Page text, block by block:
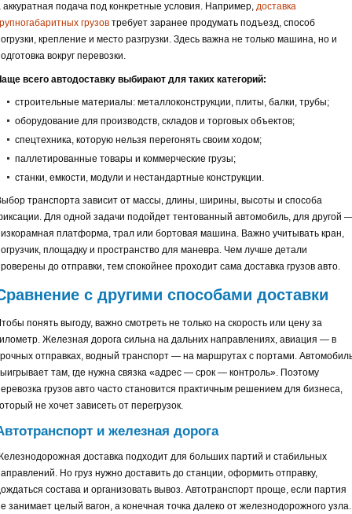
аккуратная подача под конкретные условия. Например, доставка
грузов требует заранее продумать подъезд, способ
крепление и место разгрузки. Здесь важна не только машина, но и
вокруг перевозки.
всего автодоставку выбирают для таких категорий:
строительные материалы: металлоконструкции, плиты, балки, трубы;
оборудование для производств, складов и торговых объектов;
спецтехника, которую нельзя перегонять своим ходом;
паллетированные товары и коммерческие грузы;
станки, емкости, модули и нестандартные конструкции.
транспорта зависит от массы, длины, ширины, высоты и способа
Для одной задачи подойдет тентованный автомобиль, для другой
платформа, трал или бортовая машина. Важно учитывать кран,
площадку и пространство для маневра. Чем лучше детали
до отправки, тем спокойнее проходит сама доставка грузов авто.
с другими способами доставки
понять выгоду, важно смотреть не только на скорость или цену за
Железная дорога сильна на дальних направлениях, авиация — в
отправках, водный транспорт — на маршрутах с портами.
там, где нужна связка «адрес — срок — контроль». Поэтому
грузов авто часто становится практичным решением для бизнеса,
не хочет зависеть от перегрузок.
и железная дорога
доставка подходит для больших партий и стабильных
Но груз нужно доставить до станции, оформить отправку,
состава и организовать вывоз. Автотранспорт проще, если партия
занимает целый вагон, а конечная точка далеко от железнодорожного узла.